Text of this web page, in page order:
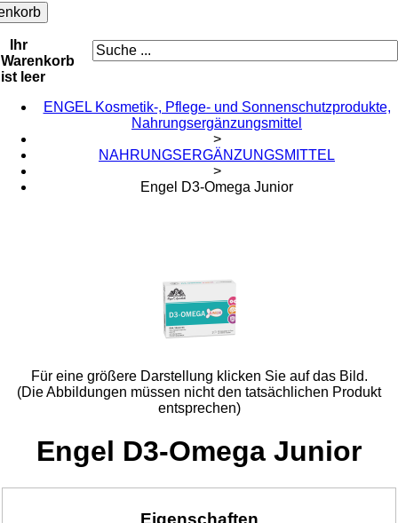
Ihr
Warenkorb
ist leer
ENGEL Kosmetik-, Pflege- und Sonnenschutzprodukte,
Nahrungsergänzungsmittel
>
NAHRUNGSERGÄNZUNGSMITTEL
>
Engel D3-Omega Junior
Für eine größere Darstellung klicken Sie auf das Bild.
(Die Abbildungen müssen nicht den tatsächlichen Produkt
entsprechen)
Engel D3-Omega Junior
Eigenschaften